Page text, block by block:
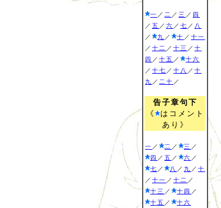
一 ／ 二 ／ 三 ／ 四
／ 五 ／ 六 ／ 七 ／ 八
／
九 ／ 十 ／ 十一
／ 十二 ／ 十三 ／ 十
四 ／ 十五 ／
十六
／ 十七 ／ 十八 ／ 十
九 ／ 二十 ／
告子章句下
《
はコメント
あり》
一 ／ 二 ／ 三 ／
四 ／ 五 ／ 六 ／
七 ／ 八 ／ 九 ／ 十
／ 十一 ／ 十二 ／
十三 ／ 十四 ／
十五 ／ 十六